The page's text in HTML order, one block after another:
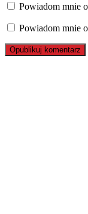
Powiadom mnie
Powiadom mnie